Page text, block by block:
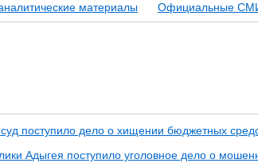
материалы Официальные
поступило дело о хищении бюджетных
Адыгея поступило уголовное дело о